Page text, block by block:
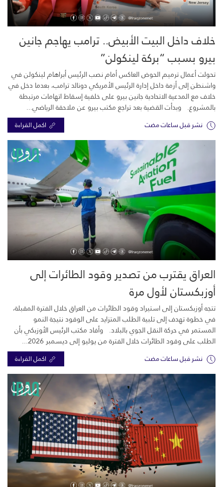
خلاف داخل البيت الأبيض.. ترامب يهاجم جانين
بيرو بسبب “بركة لينكولن”
تحولت أعمال ترميم الحوض العاكس أمام نصب الرئيس أبراهام لينكولن في
واشنطن إلى أزمة داخل إدارة الرئيس الأمريكي دونالد ترامب، بعدما دخل في
خلاف مع المدعية الاتحادية جانين بيرو على خلفية إسقاط اتهامات مرتبطة
بالمشروع. وبدأت القضية بعد تراجع مكتب بيرو عن ملاحقة الرياضي...
نشر قبل ساعات مضت اكمل القراءة
العراق يقترب من تصدير وقود الطائرات إلى
أوزبكستان لأول مرة
تتجه أوزبكستان إلى استيراد وقود الطائرات من العراق خلال الفترة المقبلة،
في خطوة تهدف إلى تلبية الطلب المتزايد على الوقود نتيجة النمو
المستمر في حركة النقل الجوي بالبلاد. وأفاد مكتب الرئيس الأوزبكي بأن
الطلب على وقود الطائرات خلال الفترة من يوليو إلى ديسمبر 2026...
نشر قبل ساعات مضت اكمل القراءة